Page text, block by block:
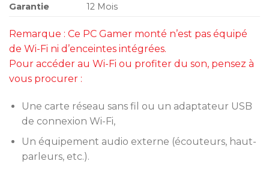
Garantie
12 Mois
Remarque : Ce PC Gamer monté n’est pas équipé
de Wi-Fi ni d’enceintes intégrées.
Pour accéder au Wi-Fi ou profiter du son, pensez à
vous procurer :
Une carte réseau sans fil ou un adaptateur USB
de connexion Wi-Fi,
Un équipement audio externe (écouteurs, haut-
parleurs, etc.).